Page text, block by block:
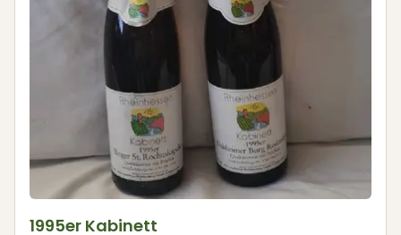
1995er Kabinett